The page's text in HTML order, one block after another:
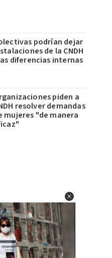
podrían dejar
de la CNDH
diferencias internas
piden a
resolver demandas
mujeres "de manera